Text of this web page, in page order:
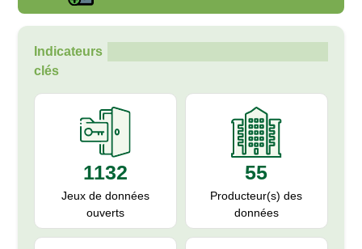
Indicateurs
clés
1132
Jeux de données
ouverts
55
Producteur(s) des
données